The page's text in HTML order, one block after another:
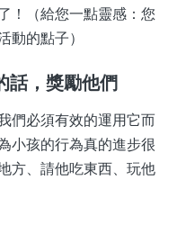
！（給您一點靈感：您
動的點子）
話，獎勵他們
們必須有效的運用它而
小孩的行為真的進步很
方、請他吃東西、玩他